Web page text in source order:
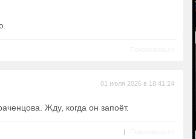
01 июля 2026 в 18:41:24
Жду, когда он запоёт.
|